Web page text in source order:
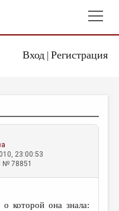
Вход| Регистрация
23:00:53
№ 78851
которой она знала: